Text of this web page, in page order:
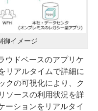
御イメージ
ウドベースのアプリケ
リアルタイムで詳細に
クの可視化により、ク
ソースの利用状況を詳
ーションをリアルタイ